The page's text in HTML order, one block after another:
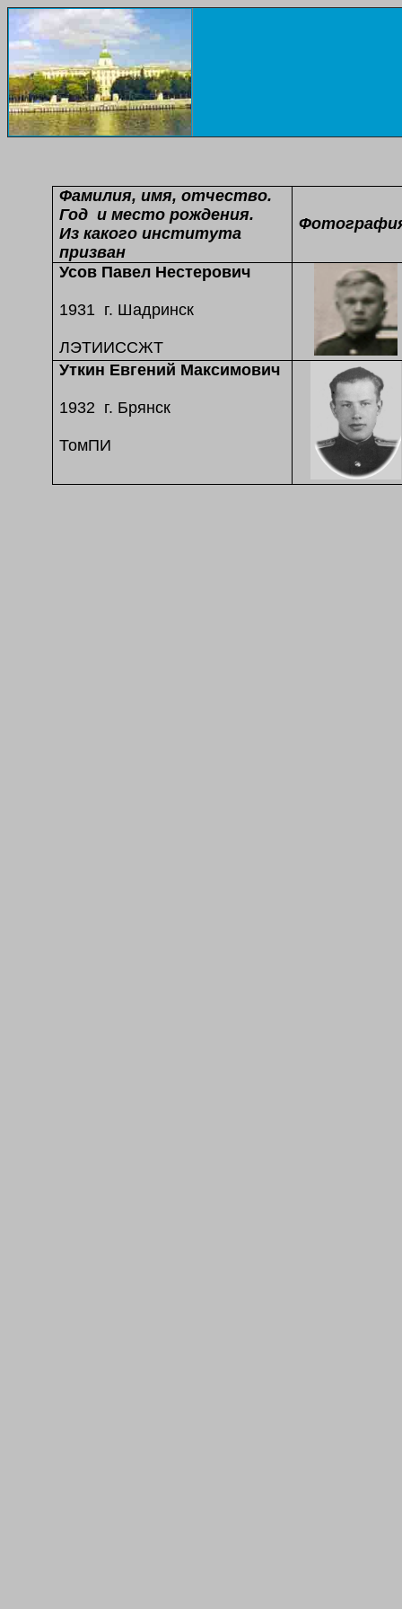
Фамилия, имя, отчество.
Год и место рождения.
Из какого института
призван
Усов Павел Нестерович
1931 г. Шадринск
ЛЭТИИССЖТ
Уткин Евгений Максимович
1932 г. Брянск
ТомПИ